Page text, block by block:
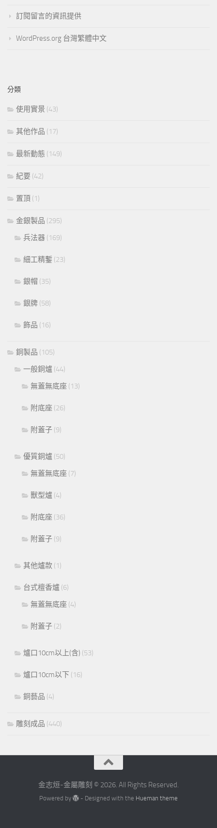
訂閱留言的資訊提供
WordPress.org 台灣繁體中文
分類
使用實景 (43)
其他作品 (17)
最新動態 (149)
紀要 (42)
置頂 (1)
金銀製品 (295)
兵法器 (169)
細工精鏨 (23)
銀帽 (35)
銀牌 (58)
飾品 (16)
銅製品 (105)
一般銅爐 (44)
無蓋無底座 (13)
附底座 (26)
附蓋子 (9)
優質銅爐 (50)
無蓋無底座 (7)
獸型爐 (4)
附底座 (36)
附蓋子 (9)
其他爐款 (1)
台式檀香爐 (6)
無蓋無底座 (4)
附蓋子 (2)
爐口10cm以上(含) (53)
爐口10cm以下 (16)
銅藝品 (4)
雕刻成品 (440)
金志烜-金屬雕刻 © 2026. All Rights Reserved.
Powered by - Designed with the Hueman theme